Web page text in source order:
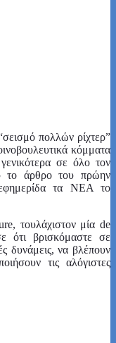
πολλών ρίχτερ”
κόμματα
σε όλο τον
το άρθρο του πρώην
τα ΝΕΑ το
τουλάχιστον μία de
ότι βρισκόμαστε σε
δυνάμεις, να βλέπουν
τις αλόγιστες